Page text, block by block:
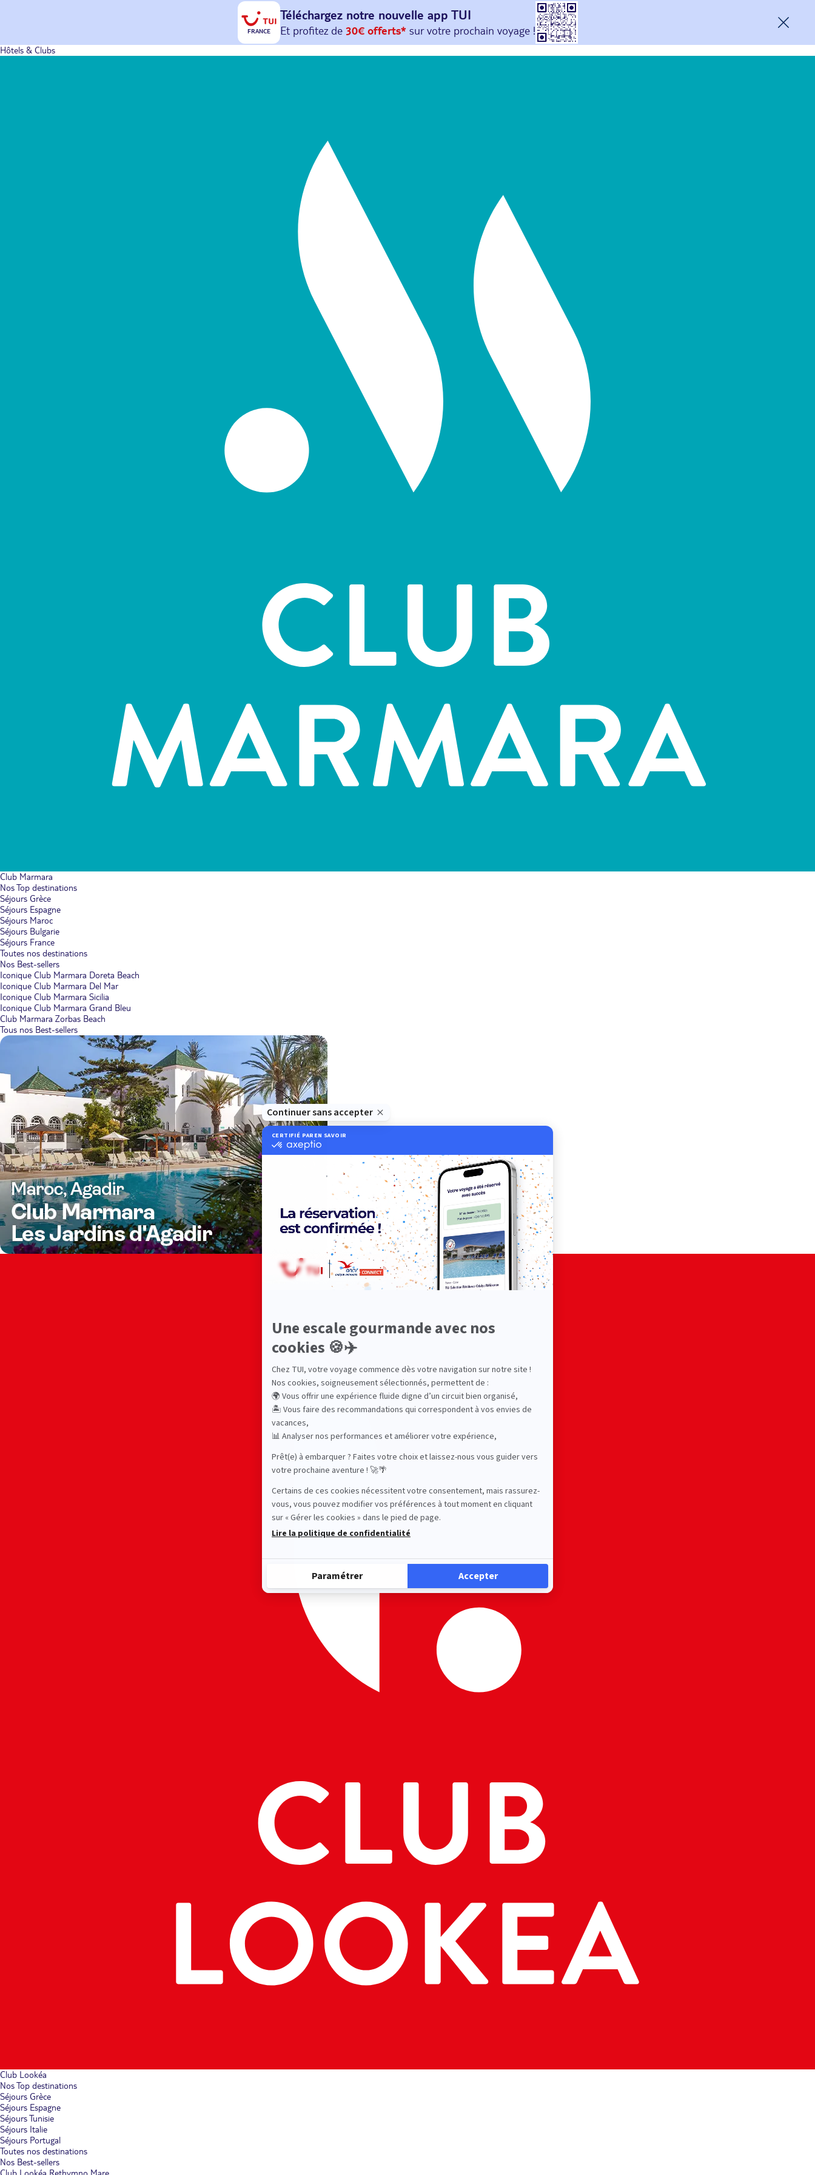
FRANCE
Téléchargez notre nouvelle app TUI
Et profitez de 30€ offerts*sur votreprochain
avec le code : HAPPYAPP
Hôtels & Clubs
Club Marmara
Nos Top destinations
Séjours Grèce
Séjours Espagne
Séjours Maroc
Séjours Bulgarie
Séjours France
Toutes nos destinations
Nos Best-sellers
Iconique Club Marmara Doreta Beach
Iconique Club Marmara Del Mar
Iconique Club Marmara Sicilia
Iconique Club Marmara Grand Bleu
Club Marmara Zorbas Beach
Tous nos Best-sellers
Club Lookéa
Nos Top destinations
Séjours Grèce
Séjours Espagne
Séjours Tunisie
Séjours Italie
Séjours Portugal
Toutes nos destinations
Nos Best-sellers